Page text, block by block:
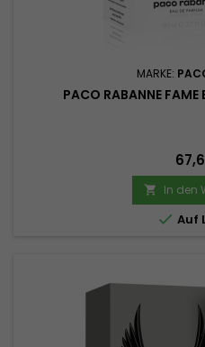
MARKE:
PACO RABANNE FAME
Preis
 In den
 Auf